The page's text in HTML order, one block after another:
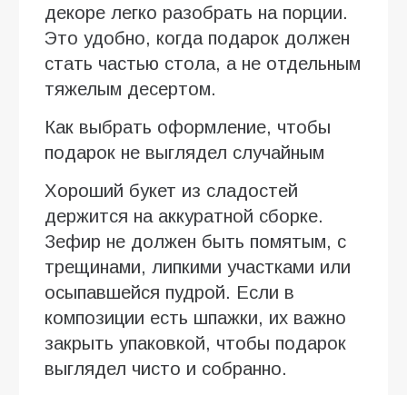
декоре легко разобрать на порции.
Это удобно, когда подарок должен
стать частью стола, а не отдельным
тяжелым десертом.
Как выбрать оформление, чтобы
подарок не выглядел случайным
Хороший букет из сладостей
держится на аккуратной сборке.
Зефир не должен быть помятым, с
трещинами, липкими участками или
осыпавшейся пудрой. Если в
композиции есть шпажки, их важно
закрыть упаковкой, чтобы подарок
выглядел чисто и собранно.